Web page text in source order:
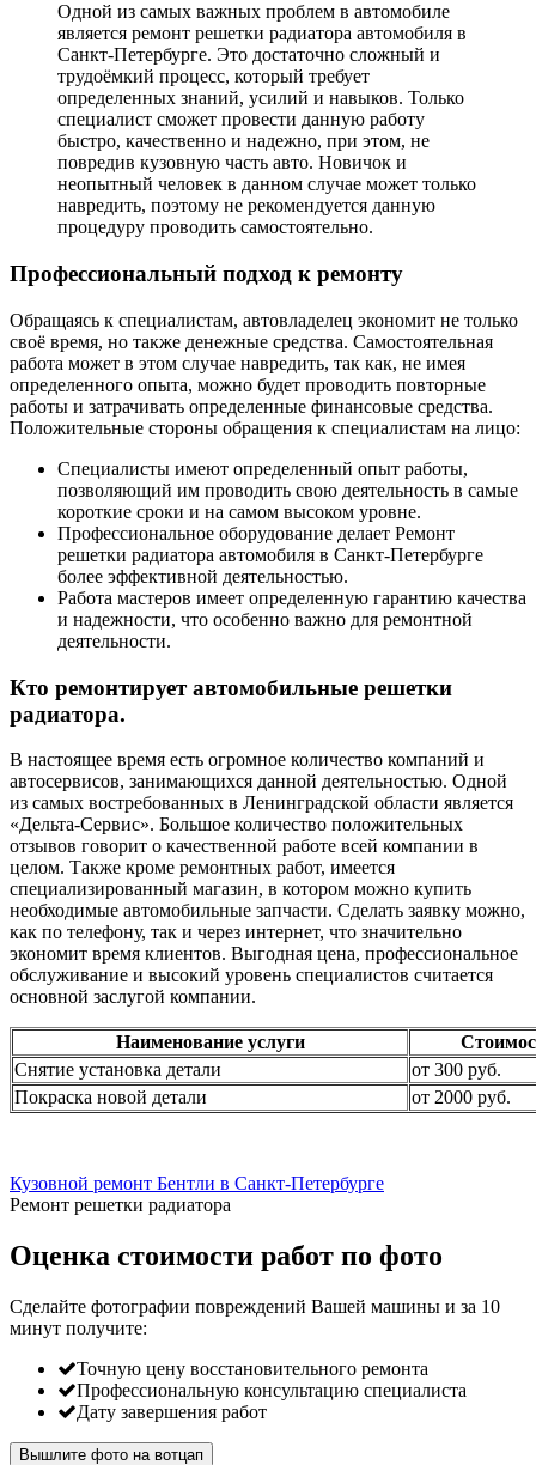
Одной из самых важных проблем в автомобиле
является ремонт решетки радиатора автомобиля в
Санкт-Петербурге. Это достаточно сложный и
трудоёмкий процесс, который требует
определенных знаний, усилий и навыков. Только
специалист сможет провести данную работу
быстро, качественно и надежно, при этом, не
повредив кузовную часть авто. Новичок и
неопытный человек в данном случае может только
навредить, поэтому не рекомендуется данную
процедуру проводить самостоятельно.
Профессиональный подход к ремонту
Обращаясь к специалистам, автовладелец экономит не только
своё время, но также денежные средства. Самостоятельная
работа может в этом случае навредить, так как, не имея
определенного опыта, можно будет проводить повторные
работы и затрачивать определенные финансовые средства.
Положительные стороны обращения к специалистам на лицо:
Специалисты имеют определенный опыт работы,
позволяющий им проводить свою деятельность в самые
короткие сроки и на самом высоком уровне.
Профессиональное оборудование делает Ремонт
решетки радиатора автомобиля в Санкт-Петербурге
более эффективной деятельностью.
Работа мастеров имеет определенную гарантию качества
и надежности, что особенно важно для ремонтной
деятельности.
Кто ремонтирует автомобильные решетки
радиатора.
В настоящее время есть огромное количество компаний и
автосервисов, занимающихся данной деятельностью. Одной
из самых востребованных в Ленинградской области является
«Дельта-Сервис». Большое количество положительных
отзывов говорит о качественной работе всей компании в
целом. Также кроме ремонтных работ, имеется
специализированный магазин, в котором можно купить
необходимые автомобильные запчасти. Сделать заявку можно,
как по телефону, так и через интернет, что значительно
экономит время клиентов. Выгодная цена, профессиональное
обслуживание и высокий уровень специалистов считается
основной заслугой компании.
Наименование услуги
Снятие установка детали
от 300 руб.
Покраска новой детали
от 2000 руб.
Кузовной ремонт Бентли в Санкт-Петербурге
Ремонт решетки радиатора
Оценка стоимости работ по фото
Сделайте фотографии повреждений Вашей машины и за 10
минут получите:
Точную цену восстановительного ремонта
Профессиональную консультацию специалиста
Дату завершения работ
Вышлите фото на вотцап